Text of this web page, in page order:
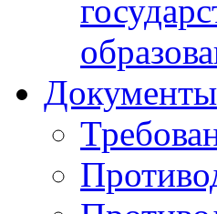
Документы